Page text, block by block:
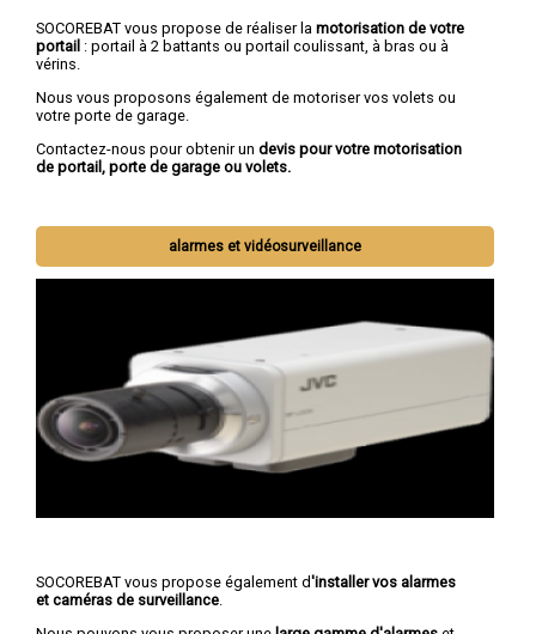
SOCOREBAT vous propose de réaliser la motorisation de votre
portail : portail à 2 battants ou portail coulissant, à bras ou à
vérins.
Nous vous proposons également de motoriser vos volets ou
votre porte de garage.
Contactez-nous pour obtenir un devis pour votre motorisation
de portail, porte de garage ou volets.
alarmes et vidéosurveillance
SOCOREBAT vous propose également d'installer vos alarmes
et caméras de surveillance.